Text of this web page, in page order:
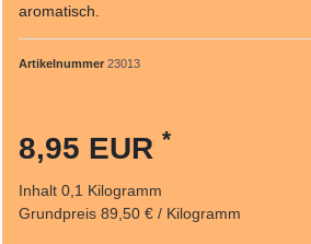
aromatisch.
Artikelnummer 23013
8,95 EUR *
Inhalt 0,1 Kilogramm
Grundpreis 89,50 € / Kilogramm